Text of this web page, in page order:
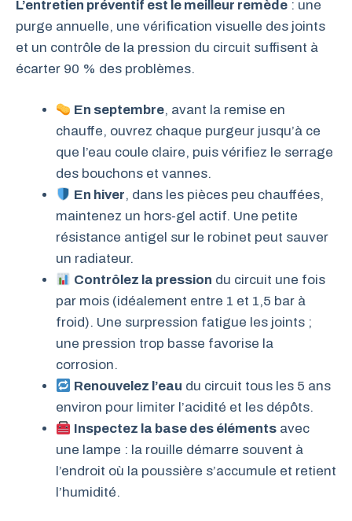
L’entretien préventif est le meilleur remède : une
purge annuelle, une vérification visuelle des joints
et un contrôle de la pression du circuit suffisent à
écarter 90 % des problèmes.
En septembre, avant la remise en
chauffe, ouvrez chaque purgeur jusqu’à ce
que l’eau coule claire, puis vérifiez le serrage
des bouchons et vannes.
En hiver, dans les pièces peu chauffées,
maintenez un hors-gel actif. Une petite
résistance antigel sur le robinet peut sauver
un radiateur.
Contrôlez la pression du circuit une fois
par mois (idéalement entre 1 et 1,5 bar à
froid). Une surpression fatigue les joints ;
une pression trop basse favorise la
corrosion.
Renouvelez l’eau du circuit tous les 5 ans
environ pour limiter l’acidité et les dépôts.
Inspectez la base des éléments avec
une lampe : la rouille démarre souvent à
l’endroit où la poussière s’accumule et retient
l’humidité.